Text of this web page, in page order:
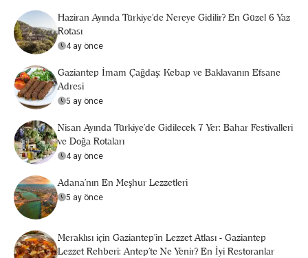
Haziran Ayında Türkiye’de Nereye Gidilir? En Güzel 6 Yaz
Rotası
4 ay önce
Gaziantep İmam Çağdaş: Kebap ve Baklavanın Efsane
Adresi
5 ay önce
Nisan Ayında Türkiye’de Gidilecek 7 Yer: Bahar Festivalleri
ve Doğa Rotaları
4 ay önce
Adana'nın En Meşhur Lezzetleri
5 ay önce
Meraklısı için Gaziantep'in Lezzet Atlası - Gaziantep
Lezzet Rehberi: Antep’te Ne Yenir? En İyi Restoranlar